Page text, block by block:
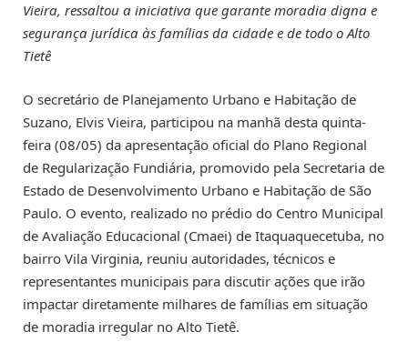
Vieira, ressaltou a iniciativa que garante moradia digna e
segurança jurídica às famílias da cidade e de todo o Alto
Tietê
O secretário de Planejamento Urbano e Habitação de
Suzano, Elvis Vieira, participou na manhã desta quinta-
feira (08/05) da apresentação oficial do Plano Regional
de Regularização Fundiária, promovido pela Secretaria de
Estado de Desenvolvimento Urbano e Habitação de São
Paulo. O evento, realizado no prédio do Centro Municipal
de Avaliação Educacional (Cmaei) de Itaquaquecetuba, no
bairro Vila Virginia, reuniu autoridades, técnicos e
representantes municipais para discutir ações que irão
impactar diretamente milhares de famílias em situação
de moradia irregular no Alto Tietê.